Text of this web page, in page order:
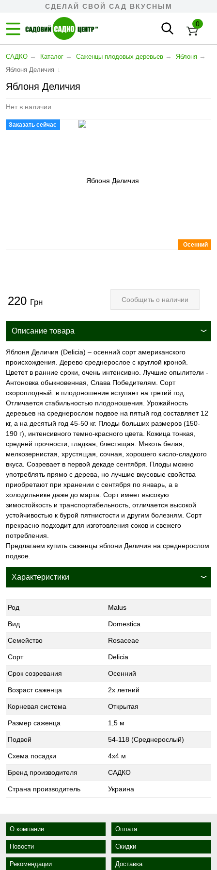
СДЕЛАЙ СВОЙ САД ВКУСНЫМ
0
САДКО → Каталог → Cаженцы плодовых деревьев → Яблоня →
Яблоня Деличия ↓
Яблоня Деличия
Нет в наличии
Заказать сейчас
Осенний
220 Грн Сообщить о наличии
Описание товара
Яблоня Деличия (Delicia) – осенний сорт американского
происхождения. Дерево среднерослое с круглой кроной.
Цветет в ранние сроки, очень интенсивно. Лучшие опылители -
Антоновка обыкновенная, Слава Победителям. Сорт
скороплодный: в плодоношение вступает на третий год.
Отличается стабильностью плодоношения. Урожайность
деревьев на среднерослом подвое на пятый год составляет 12
кг, а на десятый год 45-50 кг. Плоды больших размеров (150-
190 г), интенсивного темно-красного цвета. Кожица тонкая,
средней прочности, гладкая, блестящая. Мякоть белая,
мелкозернистая, хрустящая, сочная, хорошего кисло-сладкого
вкуса. Созревает в первой декаде сентября. Плоды можно
употреблять прямо с дерева, но лучшие вкусовые свойства
приобретают при хранении с сентября по январь, а в
холодильнике даже до марта. Сорт имеет высокую
зимостойкость и транспортабельность, отличается высокой
устойчивостью к бурой пятнистости и другим болезням. Сорт
прекрасно подходит для изготовления соков и свежего
потребления.
Предлагаем купить саженцы яблони Деличия на среднерослом
подвое.
Характеристики
Род Malus
Вид Domestica
Семейство Rosaceae
Сорт Delicia
Срок созревания Осенний
Возраст саженца 2х летний
Корневая система Открытая
Размер саженца 1,5 м
Подвой 54-118 (Среднерослый)
Схема посадки 4x4 м
Бренд производителя САДКО
Страна производитель Украина
О компании Оплата
Новости Скидки
Рекомендации Доставка